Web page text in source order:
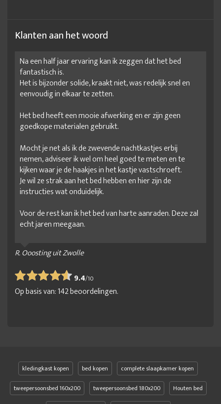
Klanten aan het woord
Na een half jaar ervaring kan ik zeggen dat het bed
fantastisch is.
Het is bijzonder solide, kraakt niet, was redelijk snel en
eenvoudig in elkaar te zetten.
Het bed heeft een mooie afwerking en er zijn geen
goedkope materialen gebruikt.
Mocht je net als ik de zwevende nachtkastjes erbij
nemen, adviseer ik wel om heel goed te meten en te
kijken waar je de haakjes in het kastje vastschroeft.
Je wil ze strak aan het bed hebben en hier zijn de
instructies wat onduidelijk.
Voor de rest kan ik het bed van harte aanraden. Deze zal
echt jaren meegaan.
R. Ooosting uit Zwolle
9.4/10
Op basis van:142beoordelingen.
kledingkast kopen bed kopen
complete slaapkamer kopen
tweepersoonsbed 160x200
tweepersoonsbed 180x200
Houten bed